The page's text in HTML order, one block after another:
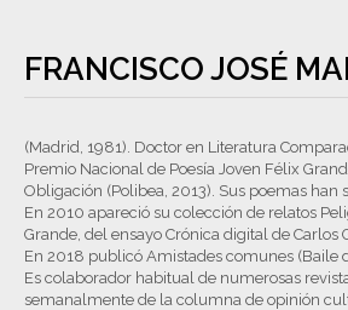
FRANCISCO JOSÉ
(Madrid, 1981). Doctor en Literatura
Premio Nacional de Poesía Joven Félix
Obligación (Polibea, 2013). Sus poemas
En 2010 apareció su colección de relatos
Grande, del ensayo Crónica digital de Carlos
En 2018 publicó Amistades comunes (Baile
Es colaborador habitual de numerosas
semanalmente de la columna de opinión